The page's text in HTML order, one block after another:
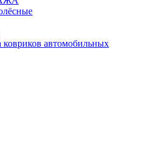
ковриков автомобильных